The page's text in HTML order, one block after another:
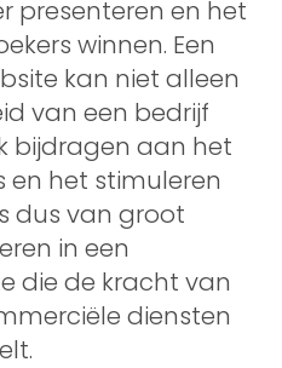
presenteren en het
winnen. Een
kan niet alleen
van een bedrijf
bijdragen aan het
en het stimuleren
dus van groot
in een
die de kracht van
diensten